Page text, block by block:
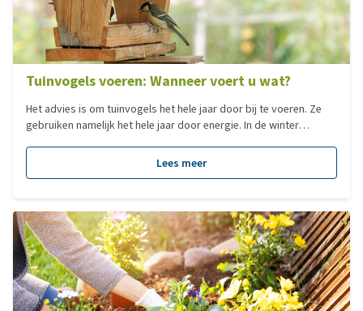
Tuinvogels voeren: Wanneer voert u wat?
Het advies is om tuinvogels het hele jaar door bij te voeren. Ze
gebruiken namelijk het hele jaar door energie. In de winter
het voorjaar is energie nodig voor het nestelen en het leggen van
eieren en het grootbrengen van de jongen. In de herfst moeten
dat vogels verleren om zelf voedsel te vinden.
Lees meer